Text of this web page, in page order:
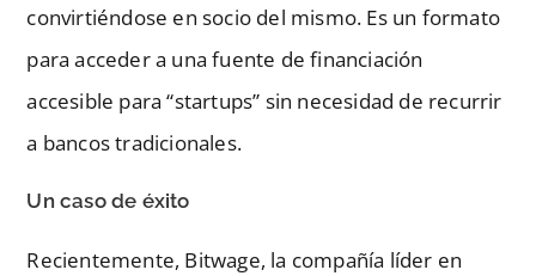
convirtiéndose en socio del mismo. Es un formato
para acceder a una fuente de financiación
accesible para “startups” sin necesidad de recurrir
a bancos tradicionales.
Un caso de éxito
Recientemente, Bitwage, la compañía líder en